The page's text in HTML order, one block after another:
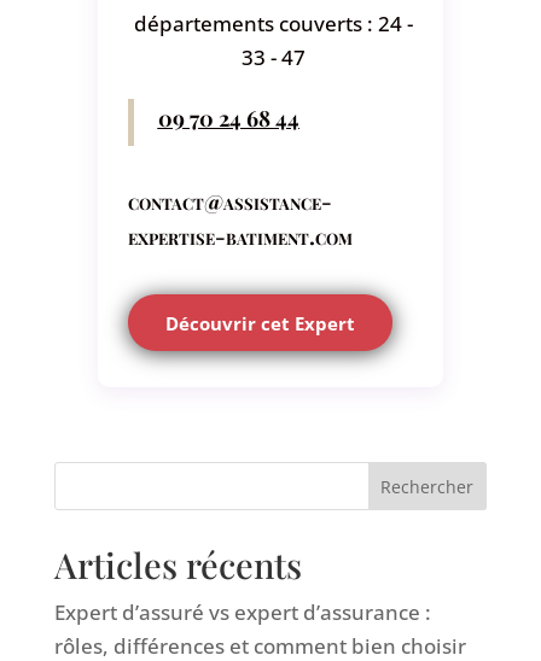
départements couverts : 24 -
33 - 47
09 70 24 68 44
contact@assistance-
expertise-batiment.com
Découvrir cet Expert
Rechercher
Articles récents
Expert d’assuré vs expert d’assurance :
rôles, différences et comment bien choisir